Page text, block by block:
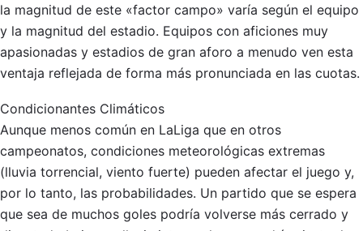
la magnitud de este «factor campo» varía según el equipo
y la magnitud del estadio. Equipos con aficiones muy
apasionadas y estadios de gran aforo a menudo ven esta
ventaja reflejada de forma más pronunciada en las cuotas.
Condicionantes Climáticos
Aunque menos común en LaLiga que en otros
campeonatos, condiciones meteorológicas extremas
(lluvia torrencial, viento fuerte) pueden afectar el juego y,
por lo tanto, las probabilidades. Un partido que se espera
que sea de muchos goles podría volverse más cerrado y